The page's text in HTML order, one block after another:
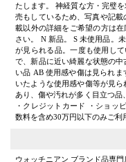
たします。 神経質な方・完璧
売もしているため、写真や記
載以外の詳細をご希望の方は
さい。 N 新品。 S 未使用品。
が見られる品。一度も使用し
で、新品に近い綺麗な状態の
い品 AB 使用感や傷は見られ
いたような使用感や傷等が見
あり、傷や汚れが多く目立つ
・クレジットカード ・ショッ
数料を含め30万円以下のみご利
ウォッチニアン ブランド品専門